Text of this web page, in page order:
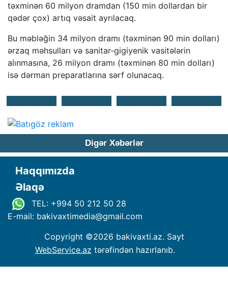
təxminən 60 milyon dramdan (150 min dollardan bir
qədər çox) artıq vəsait ayrılacaq.
Bu məbləğin 34 milyon dramı (təxminən 90 min dolları)
ərzaq məhsulları və sanitar-gigiyenik vasitələrin
alınmasına, 26 milyon dramı (təxminən 80 min dolları)
isə dərman preparatlarına sərf olunacaq.
Digər Xəbərlər
Haqqımızda
Əlaqə
TEL: +994 50 212 50 28
E-mail: bakivaxtimedia@gmail.com
Copyright ©2026 bakivaxti.az. Sayt
WebService.az tərəfindən hazırlanıb.